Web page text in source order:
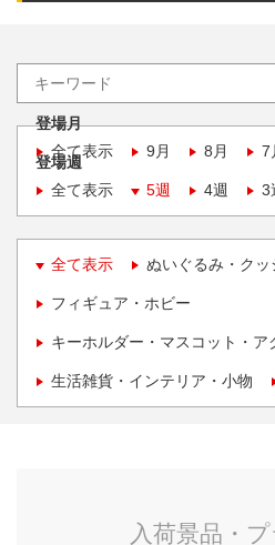
登場月
全て表示
9月 8月 7
登場週
全て表示
5週 4週 3
全て表示 ぬいぐるみ・クッ
フィギュア・ホビー
キーホルダー・マスコット・ア
生活雑貨・インテリア・小物